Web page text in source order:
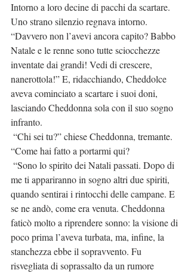
Intorno a loro decine di pacchi da scartare.
Uno strano silenzio regnava intorno.
“Davvero non l’avevi ancora capito? Babbo
Natale e le renne sono tutte sciocchezze
inventate dai grandi! Vedi di crescere,
nanerottola!” E, ridacchiando, Cheddolce
aveva cominciato a scartare i suoi doni,
lasciando Cheddonna sola con il suo sogno
infranto.
“Come hai fatto a portarmi qui?
me ti appariranno in sogno altri due spiriti,
quando sentirai i rintocchi delle campane. E
se ne andò, come era venuta. Cheddonna
faticò molto a riprendere sonno: la visione di
poco prima l’aveva turbata, ma, infine, la
stanchezza ebbe il sopravvento. Fu
risvegliata di soprassalto da un rumore